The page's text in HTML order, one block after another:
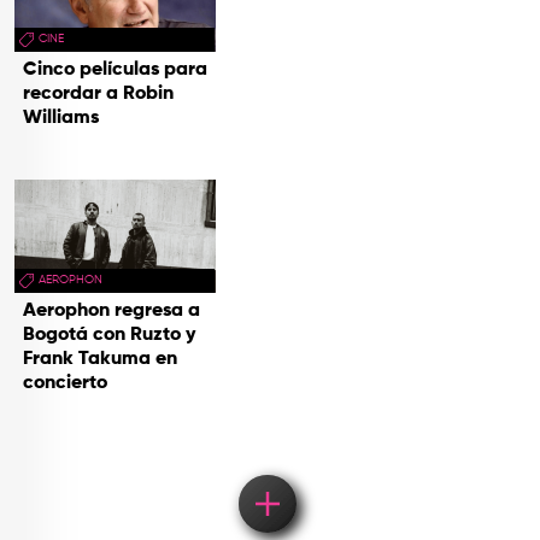
CINE
Cinco películas para
recordar a Robin
Williams
AEROPHON
Aerophon regresa a
Bogotá con Ruzto y
Frank Takuma en
concierto